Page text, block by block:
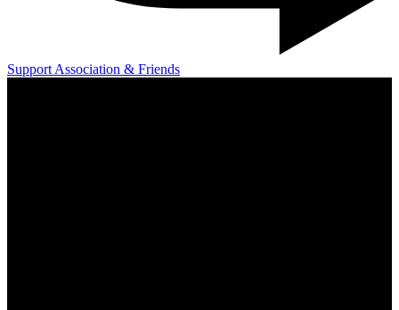
Support Association & Friends